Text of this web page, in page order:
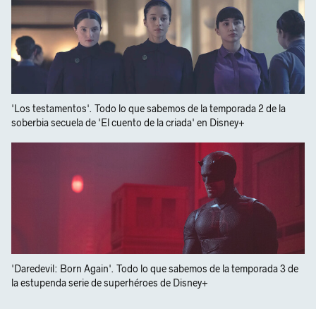
'Los testamentos'. Todo lo que sabemos de la temporada 2 de la
soberbia secuela de 'El cuento de la criada' en Disney+
'Daredevil: Born Again'. Todo lo que sabemos de la temporada 3 de
la estupenda serie de superhéroes de Disney+